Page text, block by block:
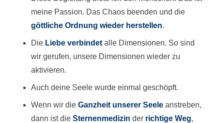
meine Passion. Das Chaos beenden und die
göttliche Ordnung wieder herstellen.
Die Liebe verbindet alle Dimensionen. So sind
wir gerufen, unsere Dimensionen wieder zu
aktivieren.
Auch deine Seele wurde einmal geschöpft.
Wenn wir die Ganzheit unserer Seele anstreben,
dann ist die Sternenmedizin der richtige Weg,